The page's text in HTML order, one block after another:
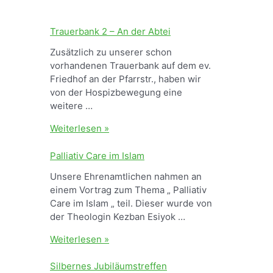
Trauerbank 2 – An der Abtei
Zusätzlich zu unserer schon
vorhandenen Trauerbank auf dem ev.
Friedhof an der Pfarrstr., haben wir
von der Hospizbewegung eine
weitere …
T
a
e
r
b
a
n
2
Weiterlesen »
Palliativ Care im Islam
Unsere Ehrenamtlichen nahmen an
einem Vortrag zum Thema „ Palliativ
Care im Islam „ teil. Dieser wurde von
der Theologin Kezban Esiyok …
P
l
Weiterlesen »
Silbernes Jubiläumstreffen